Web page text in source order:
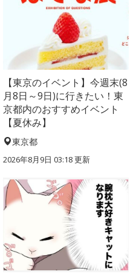
【東京のイベント】今週末(8
月8日～9日)に行きたい！東
京都内のおすすめイベント
【夏休み】
東京都
2026年8月9日 03:18更新